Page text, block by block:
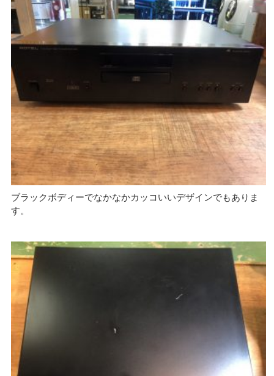
ブラックボディーでなかなかカッコいいデザインでもありま
す。